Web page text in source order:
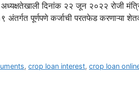
अध्यक्षतेखाली दिनांक २२ जून २०२२ रोजी
अंतर्गत पूर्णपणे कर्जाची परतफेड करणाऱ्या
,crop loan interest,crop loan